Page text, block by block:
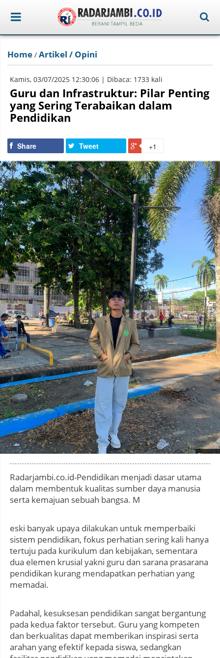
Home / Artikel / Opini
Kamis, 03/07/2025 12:30:06 | Dibaca: 1733 kali
Guru dan Infrastruktur: Pilar Penting
yang Sering Terabaikan dalam
Pendidikan
Share Tweet +1
Photo by
Radarjambi.co.id-Pendidikan menjadi dasar utama
dalam membentuk kualitas sumber daya manusia
serta kemajuan sebuah bangsa. M
eski banyak upaya dilakukan untuk memperbaiki
sistem pendidikan, fokus perhatian sering kali hanya
tertuju pada kurikulum dan kebijakan, sementara
dua elemen krusial yakni guru dan sarana prasarana
pendidikan kurang mendapatkan perhatian yang
memadai.
Padahal, kesuksesan pendidikan sangat bergantung
pada kedua faktor tersebut. Guru yang kompeten
dan berkualitas dapat memberikan inspirasi serta
arahan yang efektif kepada siswa, sedangkan